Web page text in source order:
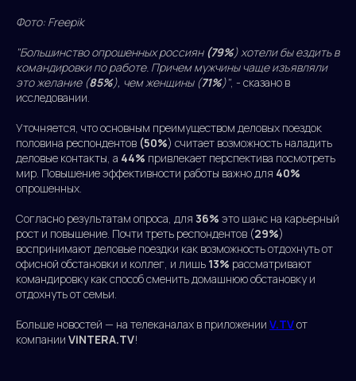
Фото: Freepik
"Большинство опрошенных россиян (79%) хотели бы ездить в
командировки по работе. Причем мужчины чаще изъявляли
это желание (85%), чем женщины (71%)", - сказано в
исследовании.
Уточняется, что основным преимуществом деловых поездок
половина респондентов (50%) считает возможность наладить
деловые контакты, а 44% привлекает перспектива посмотреть
мир. Повышение эффективности работы важно для 40%
опрошенных.
Согласно результатам опроса, для 36% это шанс на карьерный
рост и повышение. Почти треть респондентов (29%)
воспринимают деловые поездки как возможность отдохнуть от
офисной обстановки и коллег, и лишь 13% рассматривают
командировку как способ сменить домашнюю обстановку и
отдохнуть от семьи.
Больше новостей — на телеканалах в приложении V.TVот
компании ViNTERA.TV!